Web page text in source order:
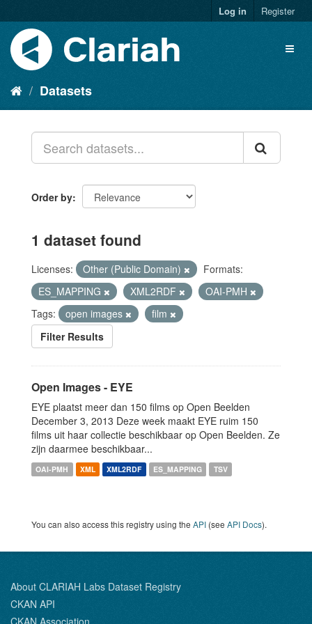
Log in Register
Datasets
Order by
1 dataset found
Licenses: Other (Public Domain)
Formats:
ES_MAPPING
XML2RDF
OAI-PMH
Tags:
open images
film
Filter Results
Open Images - EYE
EYE plaatst meer dan 150 films op Open Beelden
December 3, 2013 Deze week maakt EYE ruim 150
films uit haar collectie beschikbaar op Open Beelden. Ze
zijn daarmee beschikbaar...
OAI-PMH XML XML2RDF ES_MAPPING TSV
You can also access this registry using the API (see API Docs).
About CLARIAH Labs Dataset Registry
CKAN API
CKAN Association